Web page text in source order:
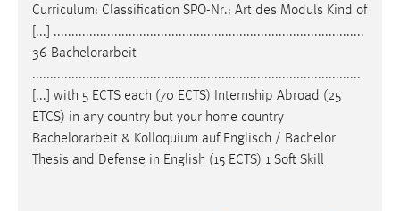
Curriculum: Classification SPO-Nr.: Art des Moduls Kind of
[...] .......................................................................................
36 Bachelorarbeit
............................................................................................
[...] with 5 ECTS each (70 ECTS) Internship Abroad (25
ETCS) in any country but your home country
Bachelorarbeit & Kolloquium auf Englisch / Bachelor
Thesis and Defense in English (15 ECTS) 1 Soft Skill
Wird benötigt um die Chatfunktion nutzen zu können.
Cookie Laufzeit:
MibewSessionID, mibew-chat-frame-style-
5e9dbeb1811c0446 = Sitzungslaufzeit, mibew_locale = 3
Jahre, MIBEW_UserID = 1 Jahr
Login